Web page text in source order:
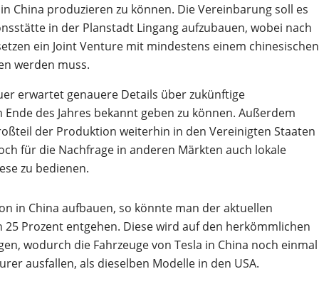
China produzieren zu können. Die Vereinbarung soll es
in der Planstadt Lingang aufzubauen, wobei nach
ein Joint Venture mit mindestens einem chinesischen
werden muss.
erwartet genauere Details über zukünftige
des Jahres bekannt geben zu können. Außerdem
der Produktion weiterhin in den Vereinigten Staaten
für die Nachfrage in anderen Märkten auch lokale
zu bedienen.
in China aufbauen, so könnte man der aktuellen
Prozent entgehen. Diese wird auf den herkömmlichen
wodurch die Fahrzeuge von Tesla in China noch einmal
ausfallen, als dieselben Modelle in den USA.